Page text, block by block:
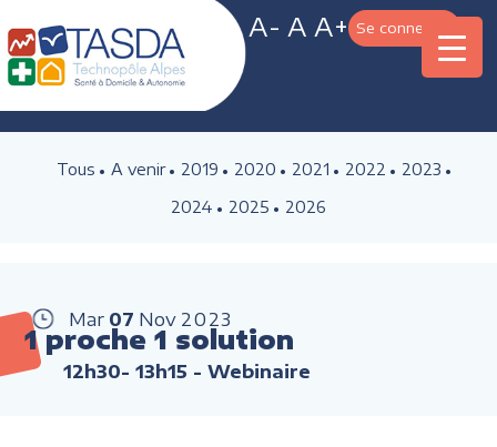
A- A A+ Se connecter
Tous A venir 2019 2020 2021 2022
2023
2024
2025 2026
Mar 07 Nov 2023
1 proche 1 solution
12h30- 13h15 - Webinaire